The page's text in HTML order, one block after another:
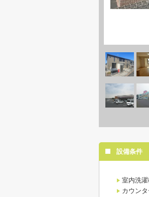
設備条件
室内洗
カウン